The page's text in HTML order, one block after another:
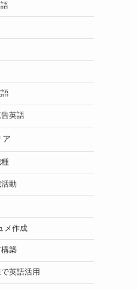
英語
ア
動
メ作成
築
英語活用